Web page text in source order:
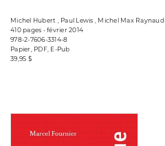
Michel Hubert , Paul Lewis , Michel Max Raynaud
410 pages • février 2014
978-2-7606-3314-8
Papier, PDF, E-Pub
39,95 $